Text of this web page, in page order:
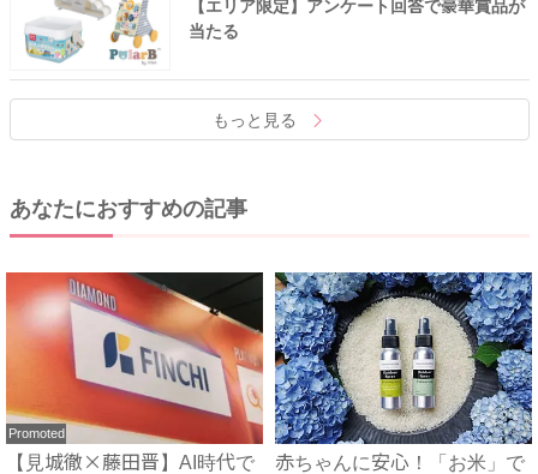
【エリア限定】アンケート回答で豪華賞品が
当たる
もっと見る
あなたにおすすめの記事
Promoted
【見城徹×藤田晋】AI時代で
赤ちゃんに安心！「お米」で